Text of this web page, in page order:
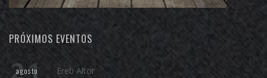
PRÓXIMOS EVENTOS
21
agosto Ereb Altor